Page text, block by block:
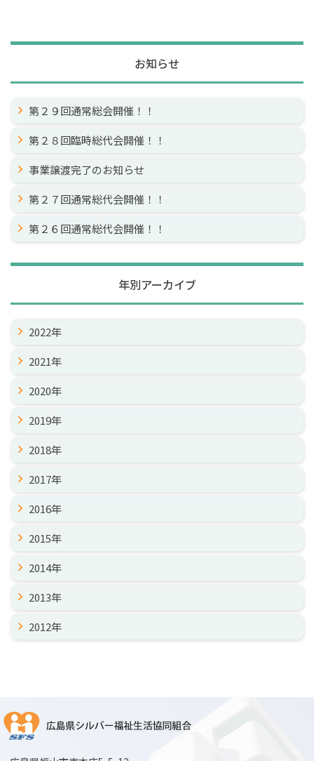
お知らせ
第２９回通常総会開催！！
第２８回臨時総代会開催！！
事業譲渡完了のお知らせ
第２７回通常総代会開催！！
第２６回通常総代会開催！！
年別アーカイブ
2022年
2021年
2020年
2019年
2018年
2017年
2016年
2015年
2014年
2013年
2012年